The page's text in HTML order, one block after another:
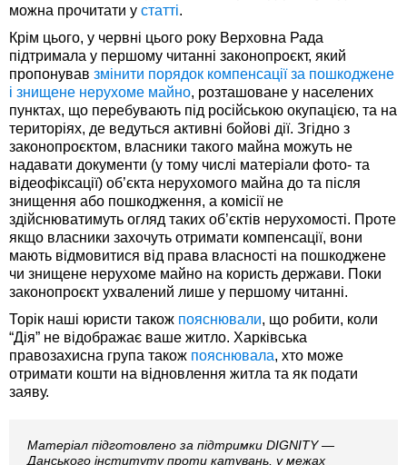
можна прочитати у статті.
Крім цього, у червні цього року Верховна Рада
підтримала у першому читанні законопроєкт, який
пропонував змінити порядок компенсації за пошкоджене
і знищене нерухоме майно, розташоване у населених
пунктах, що перебувають під російською окупацією, та на
територіях, де ведуться активні бойові дії. Згідно з
законопроєктом, власники такого майна можуть не
надавати документи (у тому числі матеріали фото- та
відеофіксації) об’єкта нерухомого майна до та після
знищення або пошкодження, а комісії не
здійснюватимуть огляд таких об’єктів нерухомості. Проте
якщо власники захочуть отримати компенсації, вони
мають відмовитися від права власності на пошкоджене
чи знищене нерухоме майно на користь держави. Поки
законопроєкт ухвалений лише у першому читанні.
Торік наші юристи також пояснювали, що робити, коли
“Дія” не відображає ваше житло. Харківська
правозахисна група також пояснювала, хто може
отримати кошти на відновлення житла та як подати
заяву.
Матеріал підготовлено за підтримки DIGNITY —
Данського інституту проти катувань, у межах